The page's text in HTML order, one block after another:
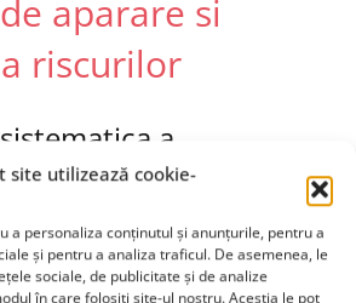
site utilizează cookie-
a personaliza conținutul și anunțurile, pentru a
și pentru a analiza traficul. De asemenea, le
sociale, de publicitate și de analize
în care folosiți site-ul nostru. Aceștia le pot
aparare si
riscurilor
a
de AI
linie de aparare impotriva
esteimplementarea unui proces